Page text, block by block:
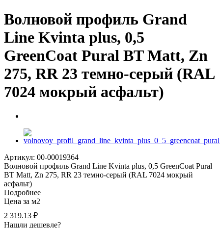
Волновой профиль Grand
Line Kvinta plus, 0,5
GreenCoat Pural BT Matt, Zn
275, RR 23 темно-серый (RAL
7024 мокрый асфальт)
Артикул: 00-00019364
Волновой профиль Grand Line Kvinta plus, 0,5 GreenCoat Pural
BT Matt, Zn 275, RR 23 темно-серый (RAL 7024 мокрый
асфальт)
Подробнее
Цена за м2
2 319.13 ₽
Нашли дешевле?